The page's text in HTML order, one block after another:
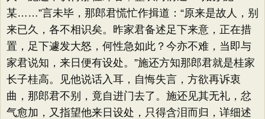
某……”言未毕，那郎君慌忙作揖道：​“原来是故人，别
来已久，各不相识矣。昨家君备述足下来意，正在措
置，足下遽发大怒，何性急如此？今亦不难，当即与
家君说知，来日便有设处。​”施还方知那郎君就是桂家
长子桂高。见他说话入耳，自悔失言，方欲再诉衷
曲，那郎君不别，竟自进门去了。施还见其无礼，忿
气愈加，又指望他来日设处，只得含泪而归，详细述